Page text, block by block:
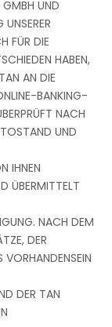
UND
FÜR DIE
HABEN,
AN DIE
BANKING-
NACH
UND
IHNEN
ÜBERMITTELT
NACH DEM
DER
VORHANDENSEIN
DER TAN